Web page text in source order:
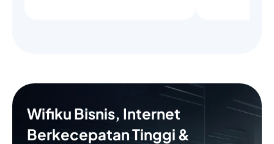
Wifiku Bisnis, Internet
Berkecepatan Tinggi &